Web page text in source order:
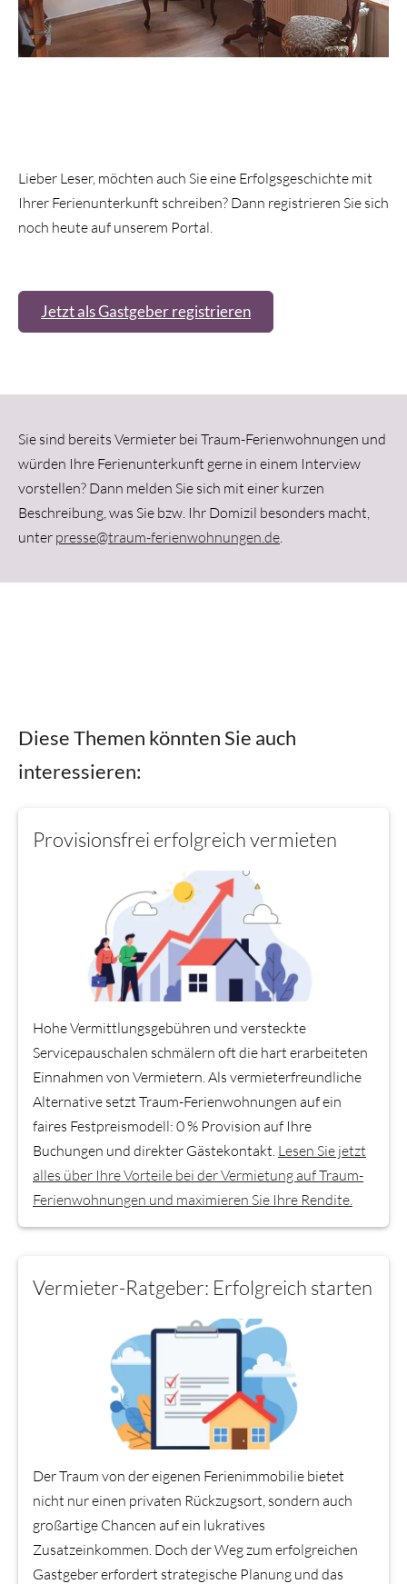
Lieber Leser, möchten auch Sie eine Erfolgsgeschichte mit
Ihrer Ferienunterkunft schreiben? Dann registrieren Sie sich
noch heute auf unserem Portal.
Jetzt als Gastgeber registrieren
Sie sind bereits Vermieter bei Traum-Ferienwohnungen und
würden Ihre Ferienunterkunft gerne in einem Interview
vorstellen? Dann melden Sie sich mit einer kurzen
Beschreibung, was Sie bzw. Ihr Domizil besonders macht,
unter presse@traum-ferienwohnungen.de
Diese Themen könnten Sie auch
interessieren:
Provisionsfrei erfolgreich vermieten
Hohe Vermittlungsgebühren und versteckte
Servicepauschalen schmälern oft die hart erarbeiteten
Einnahmen von Vermietern. Als vermieterfreundliche
Alternative setzt Traum-Ferienwohnungen auf ein
faires Festpreismodell: 0 % Provision auf Ihre
Buchungen und direkter Gästekontakt. Lesen Sie jetzt
alles über Ihre Vorteile bei der Vermietung auf Traum-
Ferienwohnungen und maximieren Sie Ihre Rendite.
Vermieter-Ratgeber: Erfolgreich starten
Der Traum von der eigenen Ferienimmobilie bietet
nicht nur einen privaten Rückzugsort, sondern auch
großartige Chancen auf ein lukratives
Zusatzeinkommen. Doch der Weg zum erfolgreichen
Gastgeber erfordert strategische Planung und das